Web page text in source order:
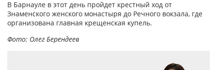
В Барнауле в этот день пройдет крестный ход от
Знаменского женского монастыря до Речного вокзала, где
организована главная крещенская купель.
Фото: Олег Берендеев